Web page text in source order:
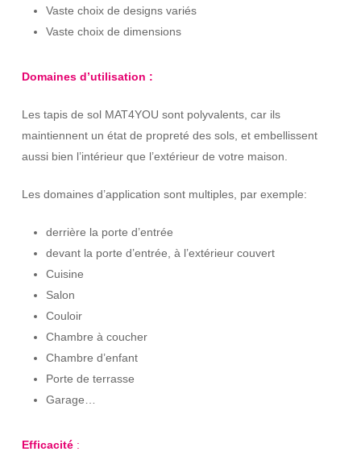
Vaste choix de designs variés
Vaste choix de dimensions
Domaines d’utilisation :
Les tapis de sol MAT4YOU sont polyvalents, car ils
maintiennent un état de propreté des sols, et embellissent
aussi bien l’intérieur que l’extérieur de votre maison.
Les domaines d’application sont multiples, par exemple:
derrière la porte d’entrée
devant la porte d’entrée, à l’extérieur couvert
Cuisine
Salon
Couloir
Chambre à coucher
Chambre d’enfant
Porte de terrasse
Garage…
Efficacité :